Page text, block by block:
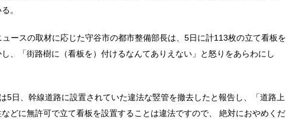
。
ースの取材に応じた守谷市の都市整備部長は、5日に計113枚の立て看板を
、「街路樹に（看板を）付けるなんてありえない」と怒りをあらわにし
5日、幹線道路に設置されていた違法な竪管を撤去したと報告し、「道路上
どに無許可で立て看板を設置することは違法ですので、 絶対におやめくだ